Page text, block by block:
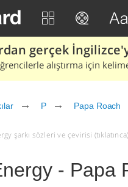
gerçek
alıştırma için
P Papa Roach
şarkı sözleri ve çevirisi (tıklatınca)
- Papa